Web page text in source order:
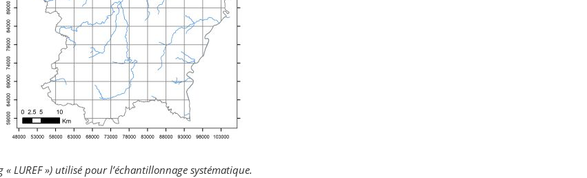
LUREF ») utilisé pour l’échantillonnage systématique.